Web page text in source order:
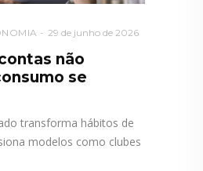
29 de junho de 2026
não
se
transforma hábitos de
modelos como clubes